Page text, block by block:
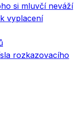
si mluvčí neváží
vyplacení
rozkazovacího